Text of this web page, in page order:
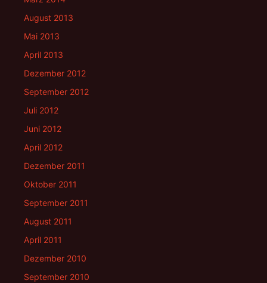
August 2013
Mai 2013
April 2013
Dezember 2012
September 2012
Juli 2012
Juni 2012
April 2012
Dezember 2011
Oktober 2011
September 2011
August 2011
April 2011
Dezember 2010
September 2010